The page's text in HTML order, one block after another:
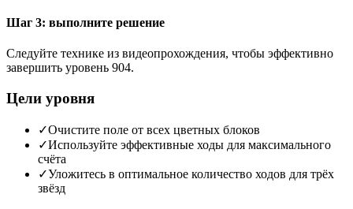
Шаг 3: выполните решение
Следуйте технике из видеопрохождения, чтобы эффективно
завершить уровень 904.
Цели уровня
✓Очистите поле от всех цветных блоков
✓Используйте эффективные ходы для максимального
счёта
✓Уложитесь в оптимальное количество ходов для трёх
звёзд